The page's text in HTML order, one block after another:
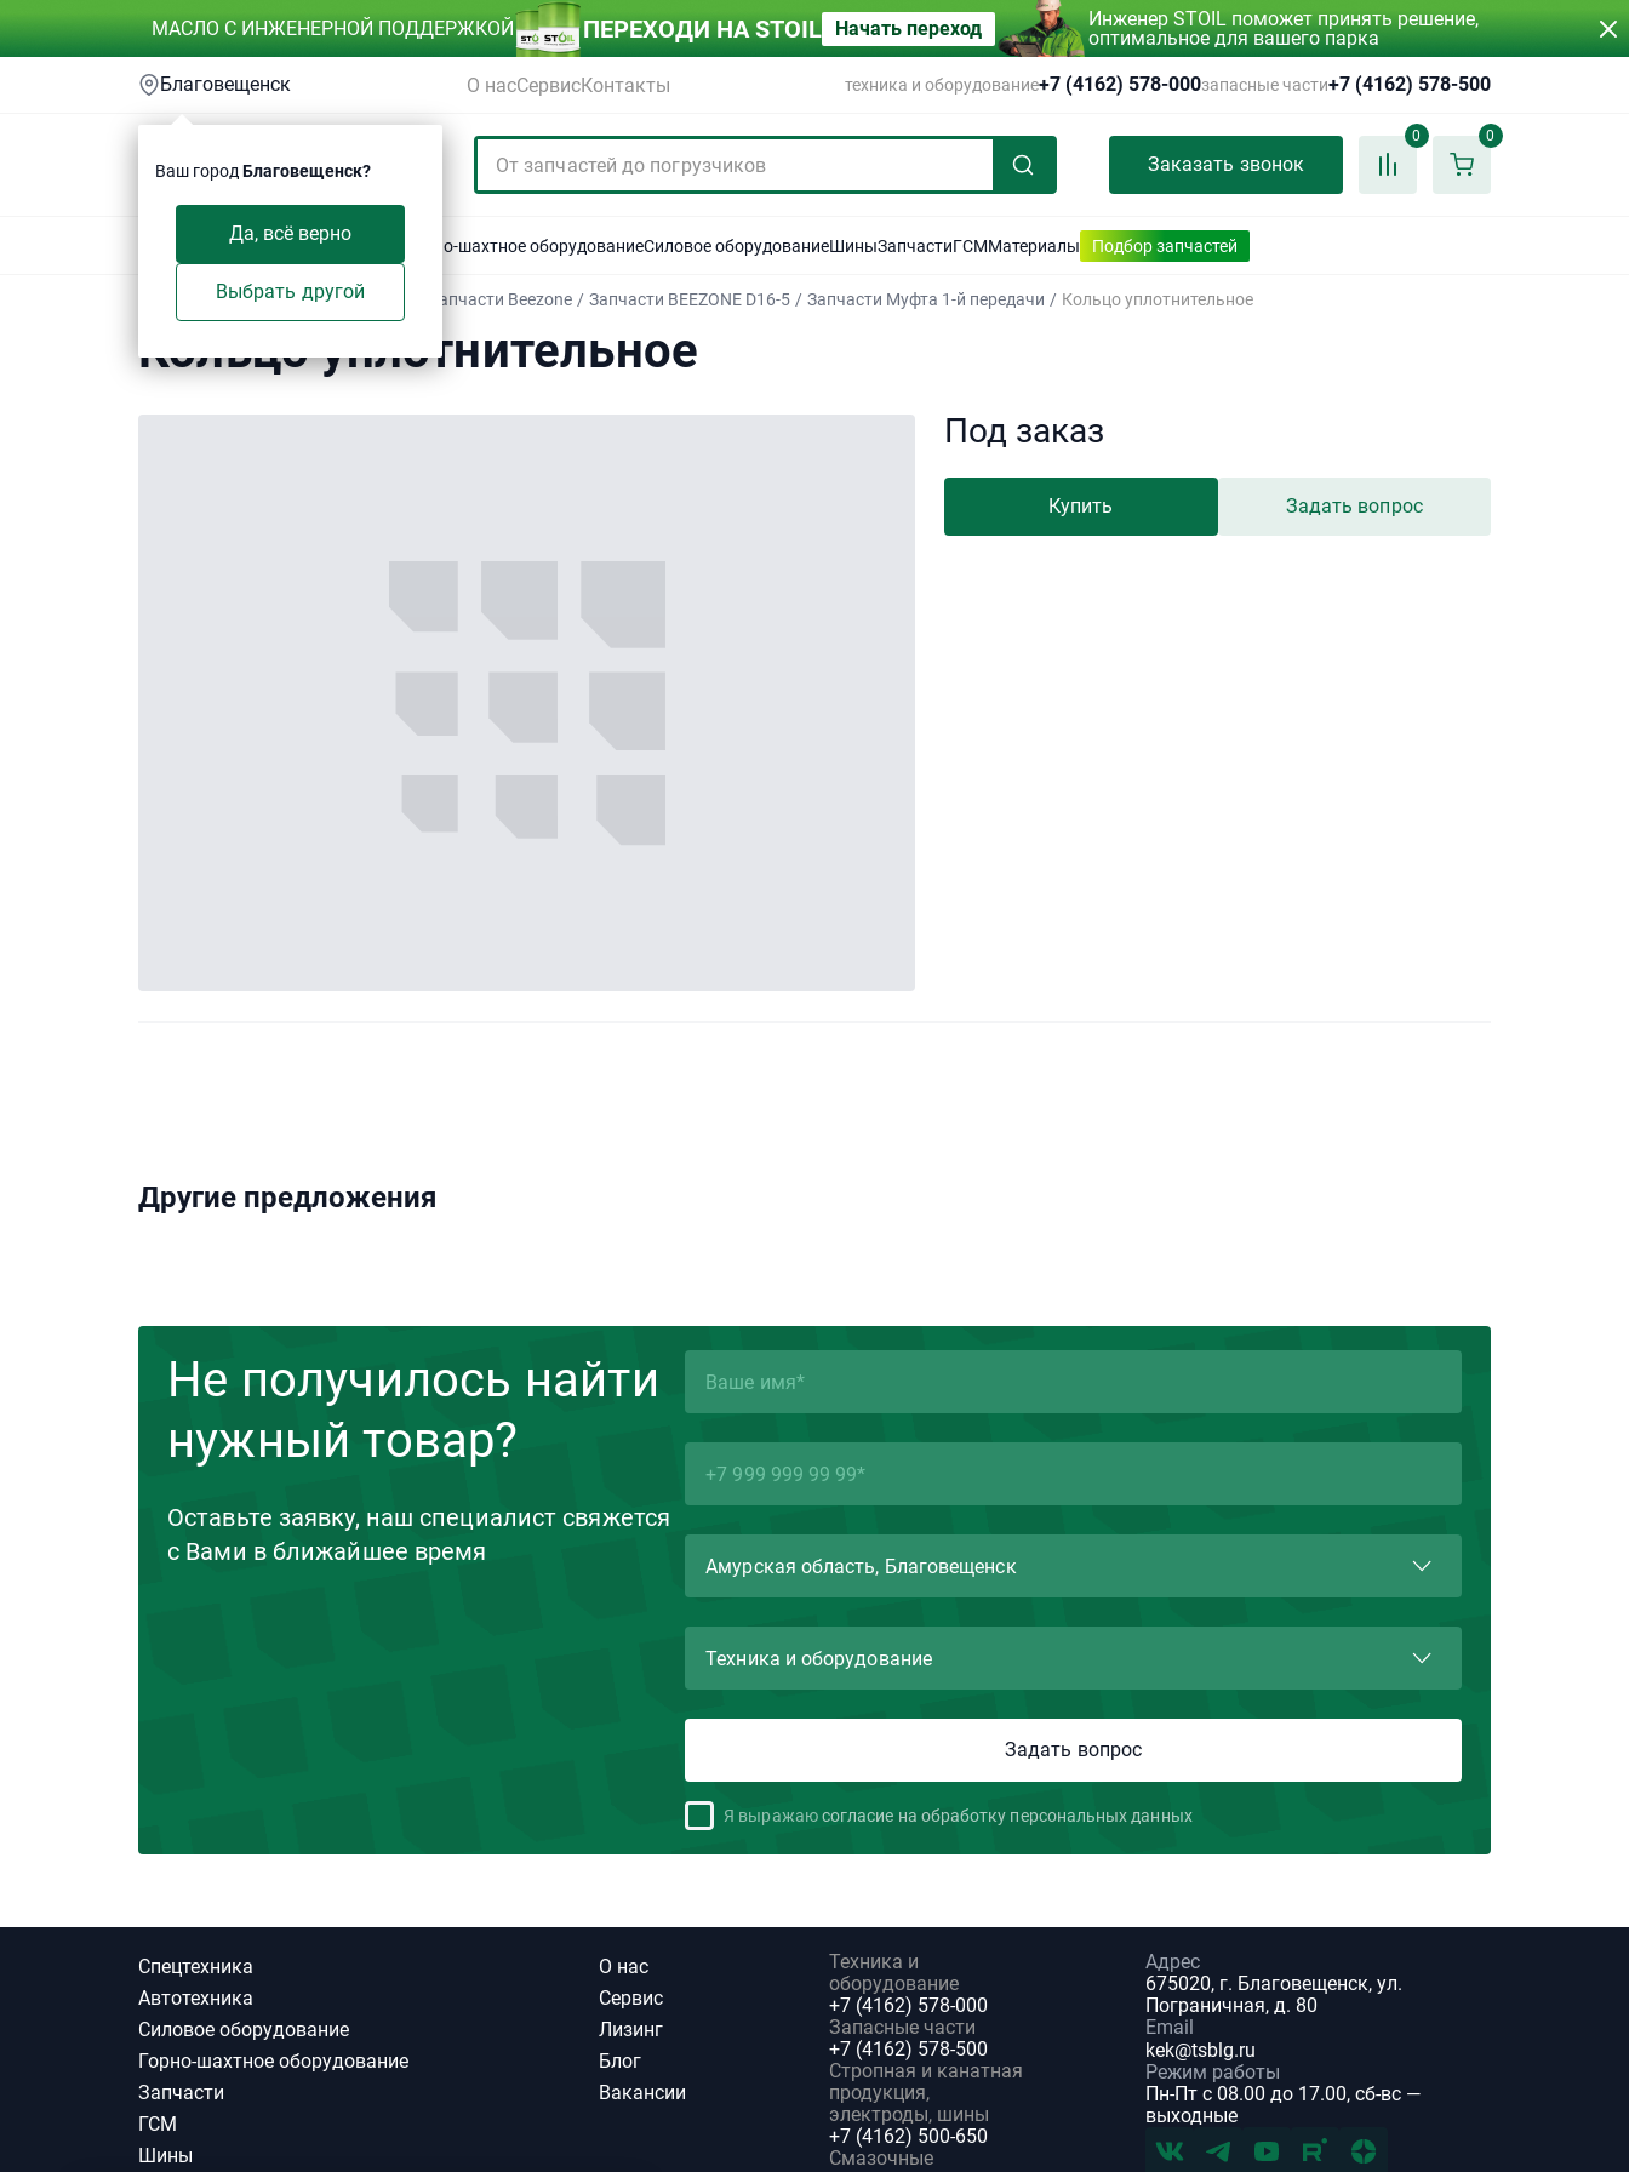
МАСЛО С ИНЖЕНЕРНОЙ ПОДДЕРЖКОЙ ПЕРЕХОДИ НА STOIL Начать переход
Инженер STOIL поможет принять решение,
оптимальное для вашего парка
Благовещенск
Ваш город Благовещенск?
Да, всё верно
Выбрать другой
О насСервисКонтакты техника и оборудование+7 (4162) 578-000запасные части+7 (4162) 578-500
Заказать звонок
0 0
СпецтехникаАвтотехника Горно-шахтное оборудованиеСиловое оборудованиеШиныЗапчастиГСММатериалы Подбор запчастей
Техсервис / Электронный каталог Запчасти Beezone / Запчасти BEEZONE D16-5 / Запчасти Муфта 1-й передачи / Кольцо уплотнительное
Кольцо уплотнительное
Под заказ
Купить Задать вопрос
Другие предложения
Не получилось найти
нужный товар?
Оставьте заявку, наш специалист свяжется
с Вами в ближайшее время
Я выражаюсогласие на обработку персональных данных
Спецтехника
Автотехника
Силовое оборудование
Горно-шахтное оборудование
Запчасти
ГСМ
Шины
О нас
Сервис
Лизинг
Блог
Вакансии
Техника и
оборудование
+7 (4162) 578-000
Запасные части
+7 (4162) 578-500
Стропная и канатная
продукция,
электроды, шины
+7 (4162) 500-650
Смазочные
Адрес
675020, г. Благовещенск, ул.
Пограничная, д. 80
Email
kek@tsblg.ru
Режим работы
Пн-Пт с 08.00 до 17.00, сб-вс —
выходные